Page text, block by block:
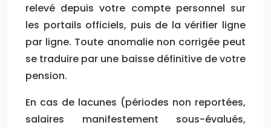
relevé depuis votre compte personnel sur
les portails officiels, puis de la vérifier ligne
par ligne. Toute anomalie non corrigée peut
se traduire par une baisse définitive de votre
pension.
En cas de lacunes (périodes non reportées,
salaires manifestement sous-évalués,